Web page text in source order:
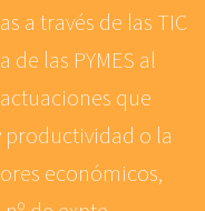
a través de las TIC
las PYMES al
que
o la
económicos,